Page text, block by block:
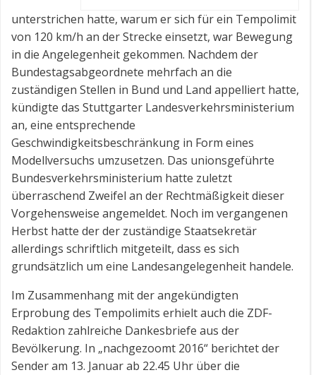
unterstrichen hatte, warum er sich für ein Tempolimit
von 120 km/h an der Strecke einsetzt, war Bewegung
in die Angelegenheit gekommen. Nachdem der
Bundestagsabgeordnete mehrfach an die
zuständigen Stellen in Bund und Land appelliert hatte,
kündigte das Stuttgarter Landesverkehrsministerium
an, eine entsprechende
Geschwindigkeitsbeschränkung in Form eines
Modellversuchs umzusetzen. Das unionsgeführte
Bundesverkehrsministerium hatte zuletzt
überraschend Zweifel an der Rechtmäßigkeit dieser
Vorgehensweise angemeldet. Noch im vergangenen
Herbst hatte der der zuständige Staatsekretär
allerdings schriftlich mitgeteilt, dass es sich
grundsätzlich um eine Landesangelegenheit handele.
Im Zusammenhang mit der angekündigten
Erprobung des Tempolimits erhielt auch die ZDF-
Redaktion zahlreiche Dankesbriefe aus der
Bevölkerung. In „nachgezoomt 2016“ berichtet der
Sender am 13. Januar ab 22.45 Uhr über die